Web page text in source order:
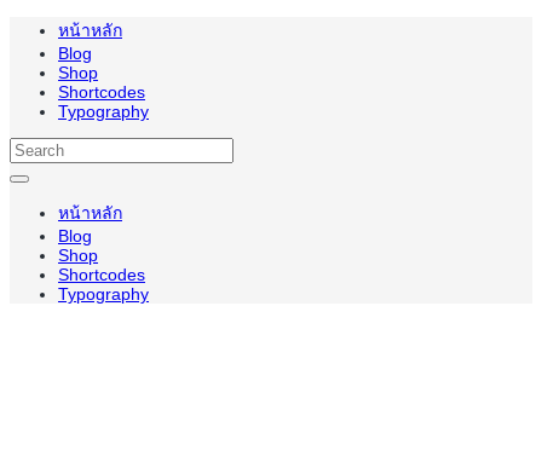
หน้าหลัก
Blog
Shop
Shortcodes
Typography
หน้าหลัก
Blog
Shop
Shortcodes
Typography